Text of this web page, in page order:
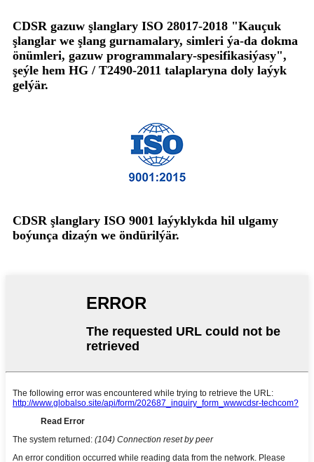
CDSR gazuw şlanglary ISO 28017-2018 "Kauçuk
şlanglar we şlang gurnamalary, simleri ýa-da dokma
önümleri, gazuw programmalary-spesifikasiýasy",
şeýle hem HG / T2490-2011 talaplaryna doly laýyk
gelýär.
CDSR şlanglary ISO 9001 laýyklykda hil ulgamy
boýunça dizaýn we öndürilýär.